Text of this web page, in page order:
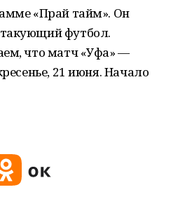
«Прай тайм». Он
футбол.
что матч «Уфа» —
21 июня. Начало